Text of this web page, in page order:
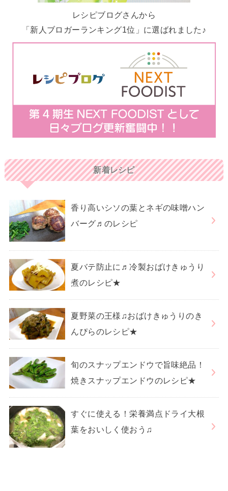
レシピブログさんから
「新人ブロガーランキング1位」に選ばれました♪
新着レシピ
香り高いシソの葉とネギの味噌ハン
バーグ♬のレシピ
夏バテ防止に♬冷製おばけきゅうり
煮のレシピ★
夏野菜の王様♫おばけきゅうりのき
んぴらのレシピ★
旬のスナップエンドウで旨味絶品！
焼きスナップエンドウのレシピ★
すぐに使える！栄養満点ドライ大根
葉をおいしく使おう♫